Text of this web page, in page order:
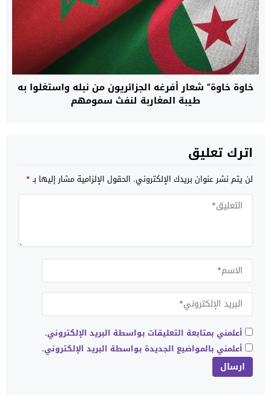
خاوة خاوة” شعار أفرغه الجزائريون من نبله واستغلوا به
طيبة المغاربة لنفث سمومهم
اترك تعليق
لن يتم نشر عنوان بريدك الإلكتروني. الحقول الإلزامية مشار إليها بـ*
أعلمني بمتابعة التعليقات بواسطة البريد الإلكتروني.
أعلمني بالمواضيع الجديدة بواسطة البريد الإلكتروني.